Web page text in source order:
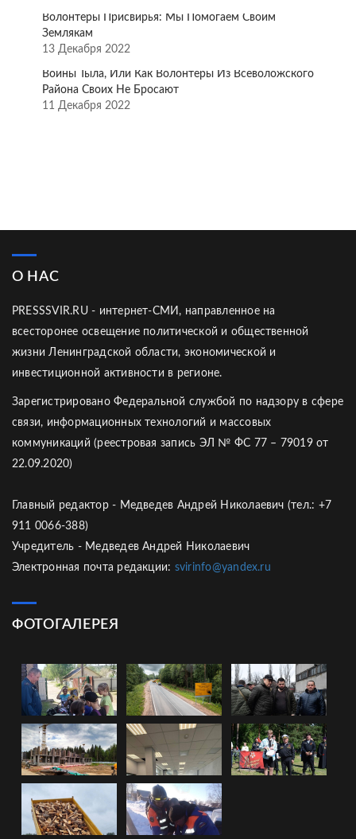
Волонтёры Присвирья: Мы Помогаем Своим
Землякам
13 Декабря 2022
Воины Тыла, Или Как Волонтёры Из Всеволожского
Района Своих Не Бросают
11 Декабря 2022
О НАС
PRESSSVIR.RU - интернет-СМИ, направленное на
всесторонее освещение политической и общественной
жизни Ленинградской области, экономической и
инвестиционной активности в регионе.
Зарегистрировано Федеральной службой по надзору в сфере
связи, информационных технологий и массовых
коммуникаций (реестровая запись ЭЛ № ФС 77 – 79019 от
22.09.2020)
Главный редактор - Медведев Андрей Николаевич (тел.: +7
911 0066-388)
Учредитель - Медведев Андрей Николаевич
Электронная почта редакции: svirinfo@yandex.ru
ФОТОГАЛЕРЕЯ